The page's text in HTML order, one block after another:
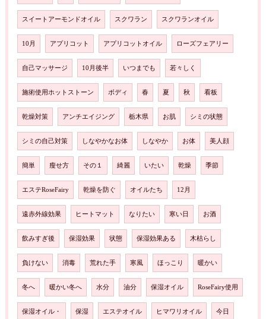
スイートアーモンドオイル スクワラン スクワランオイル
10月 アプリコット アプリコットオイル ローズフェアリー
自己マッサージ 10月後半 いつまでも 若々しく
施術使用ホットストーン ボディ 春 夏 秋 看板
乾燥対策 アンチエイジング 栃木県 お肌 シミの状態
シミの自己対策 しなやかなお体 しなやか お体 美人顔
簡単 瘦せ方 その１ 綺麗 いたい 乾燥 季節
エステRoseFairy 乾燥を防ぐ オイルたち 12月
遠赤外線効果 ヒートマット なりたい 寒い日 お酒
飲みすぎ後 保湿効果 状態 保湿効果ある 木枯らし
負けない 消毒 荒れた手 寒風 ほっこり 暖かい
冬へ 暖かい冬へ 水分 油分 保湿オイル RoseFairy使用
保湿オイル・ 保湿 エステオイル ヒマワリオイル 今日